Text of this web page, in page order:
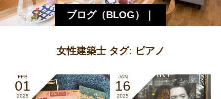
ブログ（BLOG）｜
エルハウス
女性建築士 タグ: ピアノ
FEB
01
2025
JAN
16
2025